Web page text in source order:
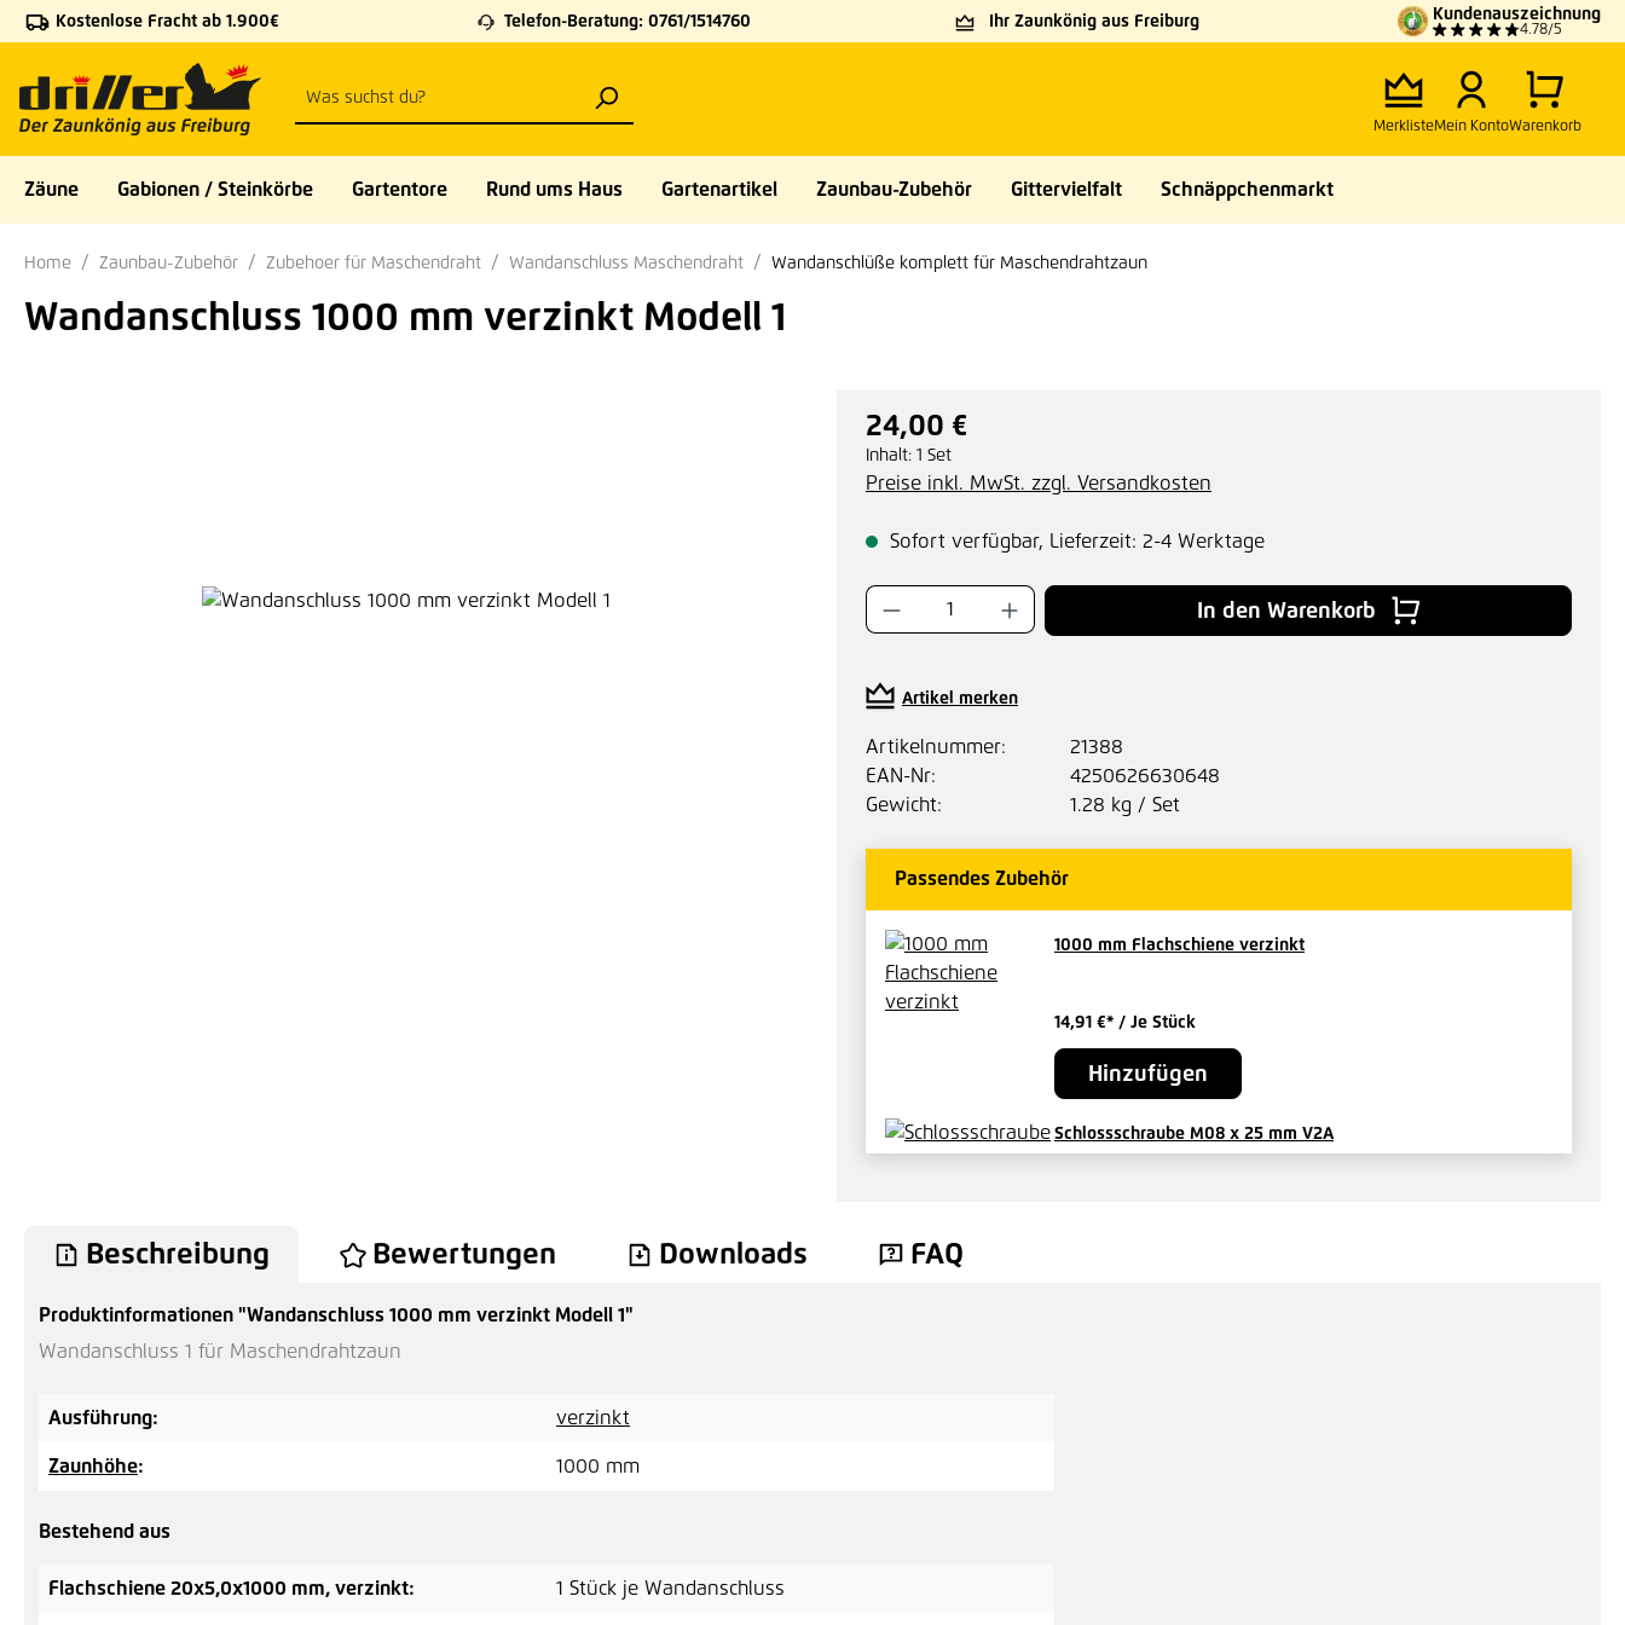
Hauptinhalt springen
Zur Suche springen
Zur Hauptnavigation springen
Kostenlose Fracht ab 1.900€ Telefon-Beratung: 0761/1514760 Ihr Zaunkönig aus Freiburg Kundenauszeichnung
4.78/5
MerklisteMein KontoWarenkorb
Zäune Gabionen / Steinkörbe Gartentore Rund ums Haus Gartenartikel Zaunbau-Zubehör Gittervielfalt Schnäppchenmarkt
Home Zaunbau-Zubehör Zubehoer für Maschendraht Wandanschluss Maschendraht Wandanschlüße komplett für Maschendrahtzaun
Wandanschluss 1000 mm verzinkt Modell 1
Bildergalerie überspringen
Regulärer Preis:
24,00 €
Inhalt: 1 Set
Preise inkl. MwSt. zzgl. Versandkosten
Sofort verfügbar, Lieferzeit: 2-4 Werktage
Produkt Anzahl: Gib den gewünschten Wert ein oder
In den Warenkorb
Artikel merken
Artikelnummer:
21388
EAN-Nr:
4250626630648
Gewicht:
1.28 kg / Set
Passendes Zubehör
1000 mm Flachschiene verzinkt
14,91 €* / Je Stück
Hinzufügen
Schlossschraube M08 x 25 mm V2A
Beschreibung Bewertungen Downloads FAQ
Produktinformationen "Wandanschluss 1000 mm verzinkt Modell 1"
Wandanschluss 1 für Maschendrahtzaun
Ausführung: verzinkt
Zaunhöhe: 1000 mm
Bestehend aus
Flachschiene 20x5,0x1000 mm, verzinkt: 1 Stück je Wandanschluss